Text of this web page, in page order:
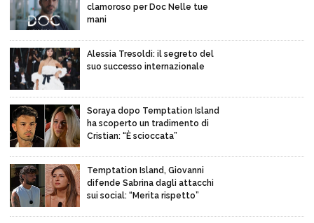
clamoroso per Doc Nelle tue
mani
Alessia Tresoldi: il segreto del
suo successo internazionale
Soraya dopo Temptation Island
ha scoperto un tradimento di
Cristian: “È scioccata”
Temptation Island, Giovanni
difende Sabrina dagli attacchi
sui social: “Merita rispetto”